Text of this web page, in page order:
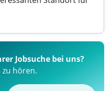
Jobsuche bei uns?
hören.